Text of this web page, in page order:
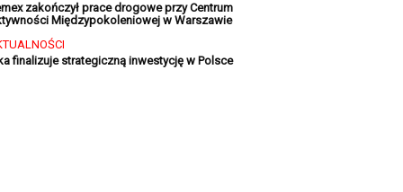
zakończył prace drogowe przy Centrum
Międzypokoleniowej w Warszawie
finalizuje strategiczną inwestycję w Polsce